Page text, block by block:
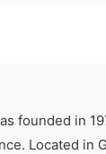
founded in
Located in